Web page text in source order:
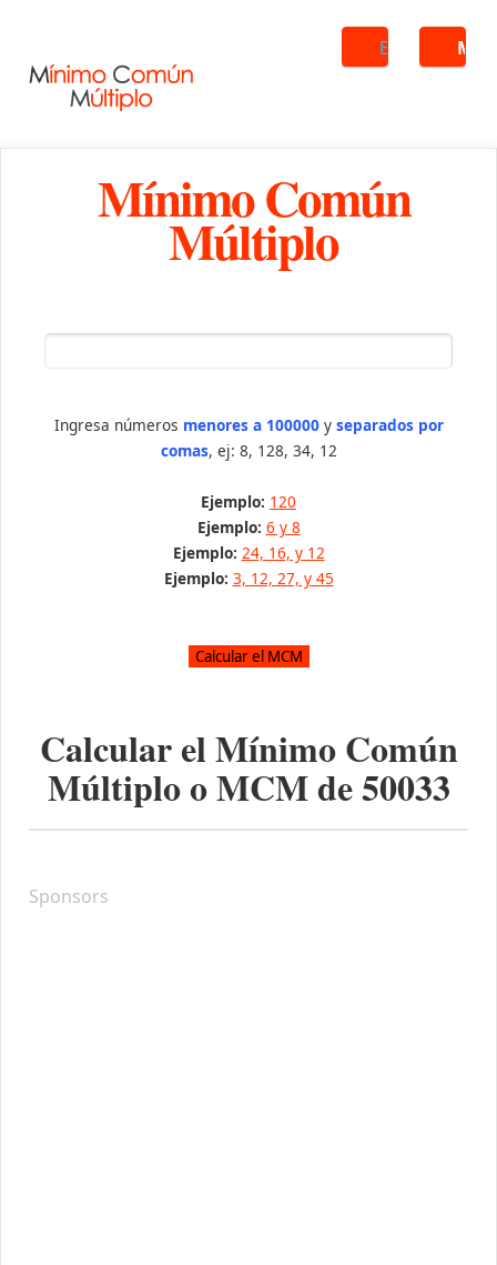
Buscar
Mínimo Común
Múltiplo
Ingresa números menores a 100000y separados por
comas, ej: 8, 128, 34, 12
Ejemplo: 120
Ejemplo: 6 y 8
Ejemplo: 24, 16, y 12
Ejemplo: 3, 12, 27, y 45
Calcular el Mínimo Común
Múltiplo o MCM de50033
Sponsors